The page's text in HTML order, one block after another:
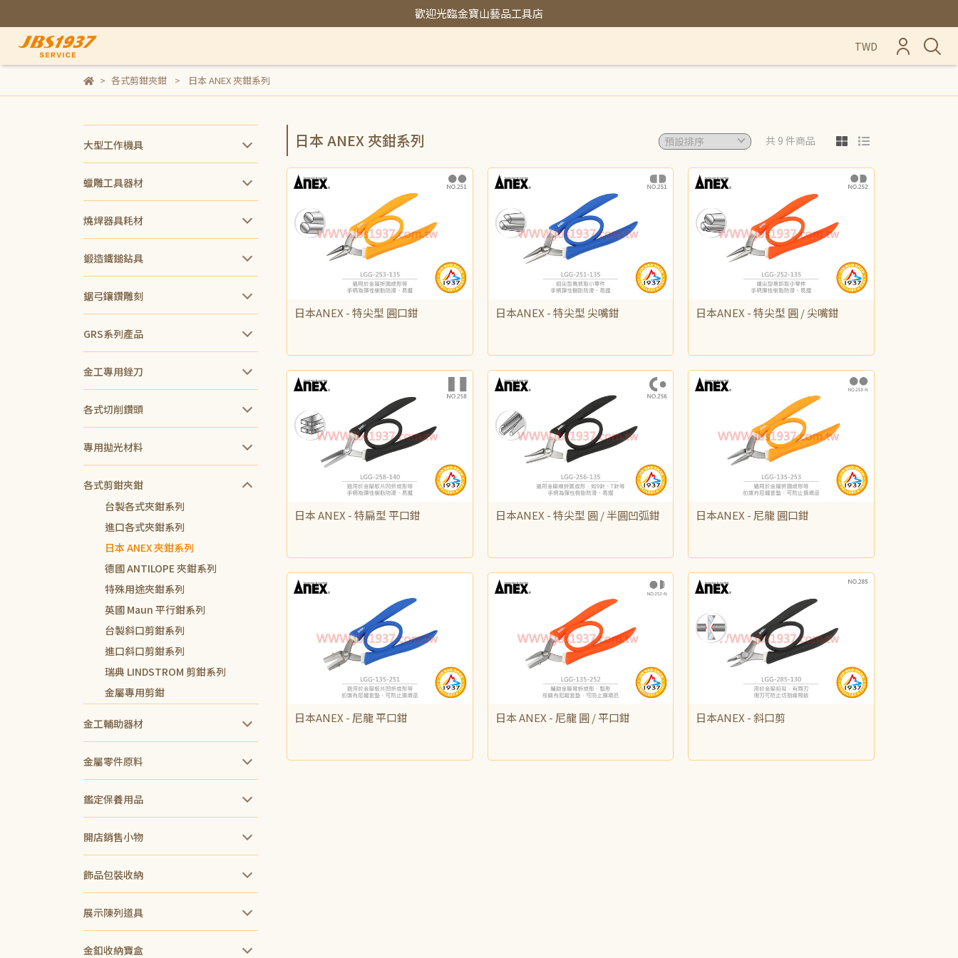
歡迎光臨金寶山藝品工具店
TWD
各式剪鉗夾鉗 日本 ANEX 夾鉗系列
大型工作機具
蠟雕工具器材
燒焊器具耗材
鍛造鐵鎚鉆具
鋸弓鑲鑽雕刻
GRS系列產品
金工專用銼刀
各式切削鑽頭
專用拋光材料
各式剪鉗夾鉗
台製各式夾鉗系列
進口各式夾鉗系列
日本 ANEX 夾鉗系列
德國 ANTILOPE 夾鉗系列
特殊用途夾鉗系列
英國 Maun 平行鉗系列
台製斜口剪鉗系列
進口斜口剪鉗系列
瑞典 LINDSTROM 剪鉗系列
金屬專用剪鉗
金工輔助器材
金屬零件原料
鑑定保養用品
開店銷售小物
飾品包裝收納
展示陳列道具
金釦收納寶盒
日本 ANEX 夾鉗系列 共 9 件商品
日本ANEX - 特尖型 圓口鉗
日本ANEX - 特尖型 尖嘴鉗
日本ANEX - 特尖型 圓 / 尖嘴鉗
日本 ANEX - 特扁型 平口鉗
日本ANEX - 特尖型 圓 / 半圓凹弧鉗
日本ANEX - 尼龍 圓口鉗
日本ANEX - 尼龍 平口鉗
日本 ANEX - 尼龍 圓 / 平口鉗
日本ANEX - 斜口剪